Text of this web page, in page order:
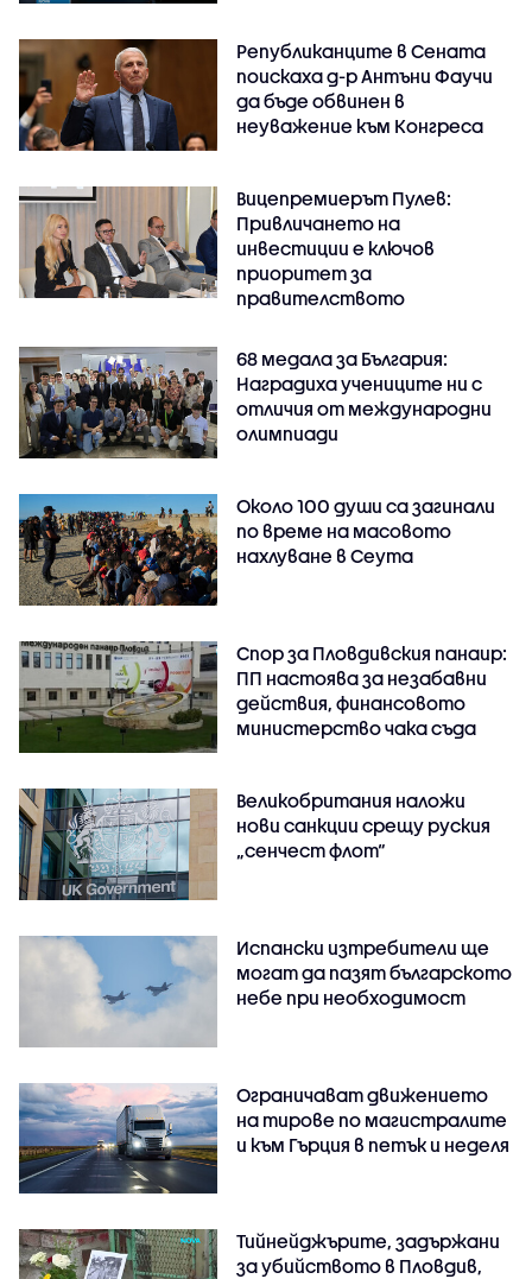
Републиканците в Сената
поискаха д-р Антъни Фаучи
да бъде обвинен в
неуважение към Конгреса
Вицепремиерът Пулев:
Привличането на
инвестиции е ключов
приоритет за
правителството
68 медала за България:
Наградиха учениците ни с
отличия от международни
олимпиади
Около 100 души са загинали
по време на масовото
нахлуване в Сеута
Спор за Пловдивския панаир:
ПП настоява за незабавни
действия, финансовото
министерство чака съда
Великобритания наложи
нови санкции срещу руския
„сенчест флот“
Испански изтребители ще
могат да пазят българското
небе при необходимост
Ограничават движението
на тирове по магистралите
и към Гърция в петък и неделя
Тийнейджърите, задържани
за убийството в Пловдив,